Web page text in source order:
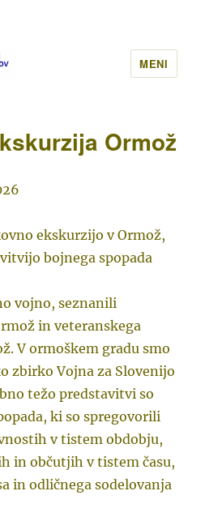
MENI
Ormož
ekskurzijo v Ormož,
bojnega spopada
vojno, seznanili
in veteranskega
V ormoškem gradu smo
zbirko Vojna za Slovenijo
težo predstavitvi so
ki so spregovorili
v tistem obdobju,
in občutjih v tistem času,
in odličnega sodelovanja